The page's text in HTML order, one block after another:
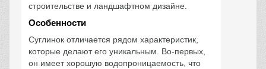
строительстве и ландшафтном дизайне.
Особенности
Суглинок отличается рядом характеристик,
которые делают его уникальным. Во-первых,
он имеет хорошую водопроницаемость, что